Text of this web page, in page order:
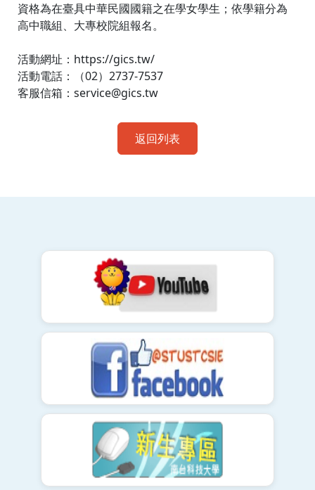
資格為在臺具中華民國國籍之在學女學生；依學籍分為
高中職組、大專校院組報名。
活動網址：https://gics.tw/
活動電話：（02）2737-7537
客服信箱：service@gics.tw
返回列表